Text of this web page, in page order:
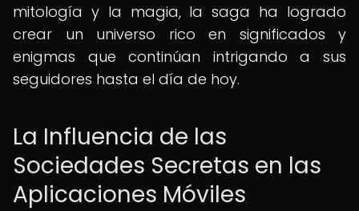
mitología y la magia, la saga ha logrado
crear un universo rico en significados y
enigmas que continúan intrigando a sus
seguidores hasta el día de hoy.
La Influencia de las
Sociedades Secretas en las
Aplicaciones Móviles